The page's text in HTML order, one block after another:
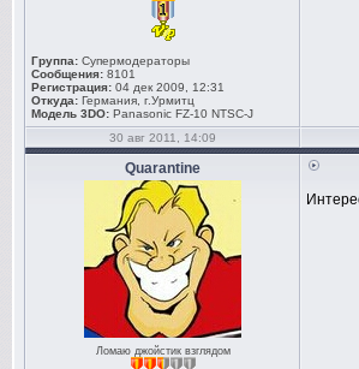
Группа: Супермодераторы
Сообщения: 8101
Регистрация: 04 дек 2009, 12:31
Откуда: Германия, г.Урмитц
Модель 3DO: Panasonic FZ-10 NTSC-J
30 авг 2011, 14:09
Quarantine
Ломаю джойстик взглядом